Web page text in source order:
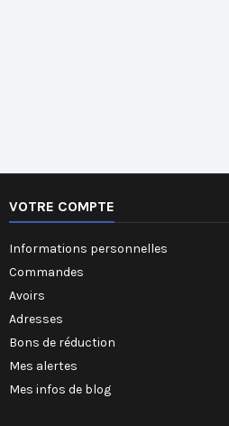
VOTRE COMPTE
Informations personnelles
Commandes
Avoirs
Adresses
Bons de réduction
Mes alertes
Mes infos de blog